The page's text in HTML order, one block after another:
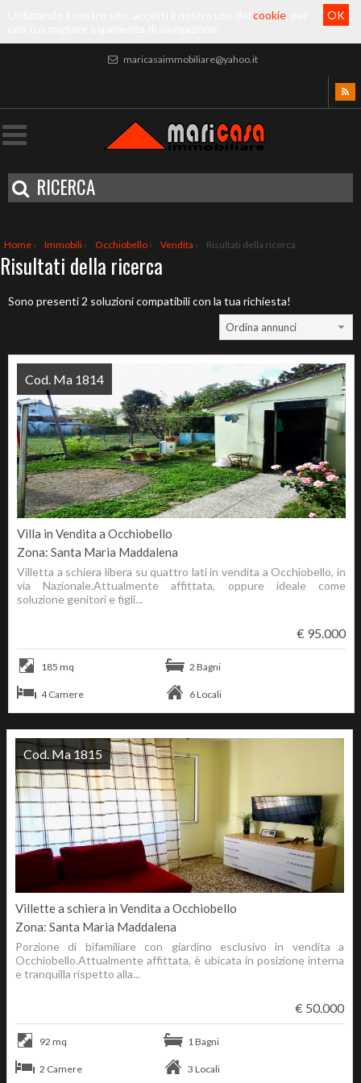
cookie OK
maricasaimmobiliare@yahoo.it
RICERCA
Home › Immobili › Occhiobello › Vendita › Risultati della ricerca
Risultati della ricerca
Sono presenti 2 soluzioni compatibili con la tua richiesta!
Ordina annunci
Villa in Vendita a Occhiobello
Zona: Santa Maria Maddalena
Villetta a schiera libera su quattro lati in vendita a Occhiobello, in
via Nazionale.Attualmente affittata, oppure ideale come
soluzione genitori e figli...
€ 95.000
Cod. Ma 1814
185 mq 2 Bagni
4 Camere 6 Locali
Villette a schiera in Vendita a Occhiobello
Zona: Santa Maria Maddalena
Porzione di bifamiliare con giardino esclusivo in vendita a
Occhiobello.Attualmente affittata, è ubicata in posizione interna
e tranquilla rispetto alla...
€ 50.000
Cod. Ma 1815
92 mq 1 Bagni
2 Camere 3 Locali